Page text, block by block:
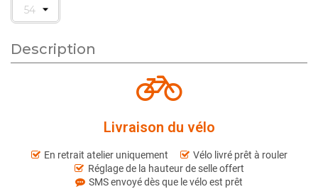
Description
Livraison du vélo
En retrait atelier uniquement
Vélo livré prêt à rouler
Réglage de la hauteur de selle offert
SMS envoyé dès que le vélo est prêt